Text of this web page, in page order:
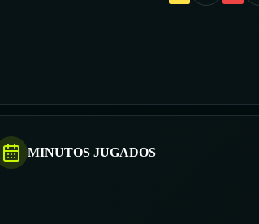
MINUTOS JUGADOS